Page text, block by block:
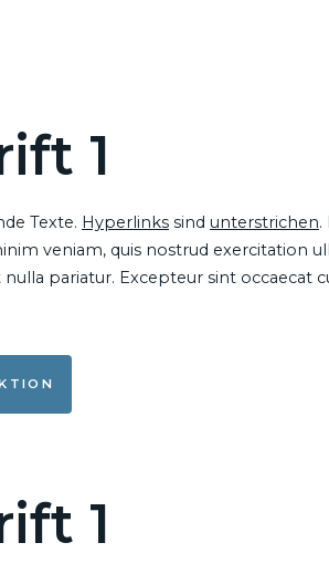
1
Texte. Hyperlinks sind unterstrichen.
veniam, quis nostrud exercitation
pariatur. Excepteur sint
1